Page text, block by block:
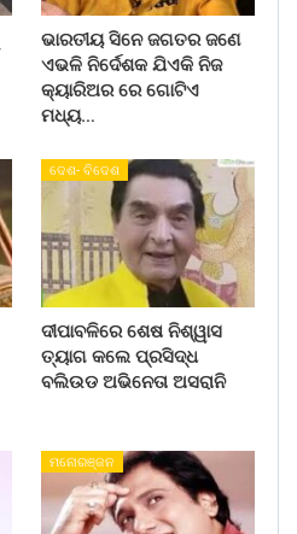
ଭାରତୀୟ ସିନେ ଜଗତର ଜଣେ
ଏଭଳି ନିର୍ଦେଶକ ଯିଏକି ନିଜ
କ୍ୟାରିଅର ରେ ଗୋଟିଏ
ମଧ୍ୟ…
ଦେଶ- ବିଦେଶ
ଦୀପାବଳିରେ ଶେଷ ନିଶ୍ୱାସ
ତ୍ୟାଗ କଲେ ପ୍ରସିଦ୍ଧ
ବଲିଉଡ ଅଭିନେତା ଅସରାନି
ମନୋରଞ୍ଜନ